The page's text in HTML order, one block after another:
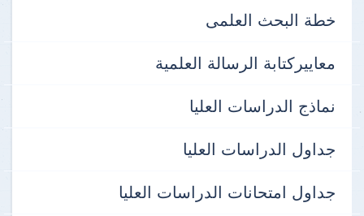
خطة البحث العلمى
معاييركتابة الرسالة العلمية
نماذج الدراسات العليا
جداول الدراسات العليا
جداول امتحانات الدراسات العليا